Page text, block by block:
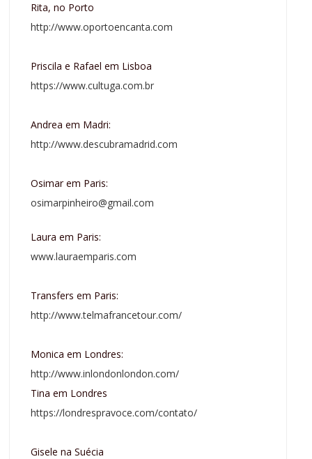
Rita, no Porto
http://www.oportoencanta.com
Priscila e Rafael em Lisboa
https://www.cultuga.com.br
Andrea em Madri:
http://www.descubramadrid.com
Osimar em Paris:
osimarpinheiro@gmail.com
Laura em Paris:
www.lauraemparis.com
Transfers em Paris:
http://www.telmafrancetour.com/
Monica em Londres:
http://www.inlondonlondon.com/
Tina em Londres
https://londrespravoce.com/contato/
Gisele na Suécia